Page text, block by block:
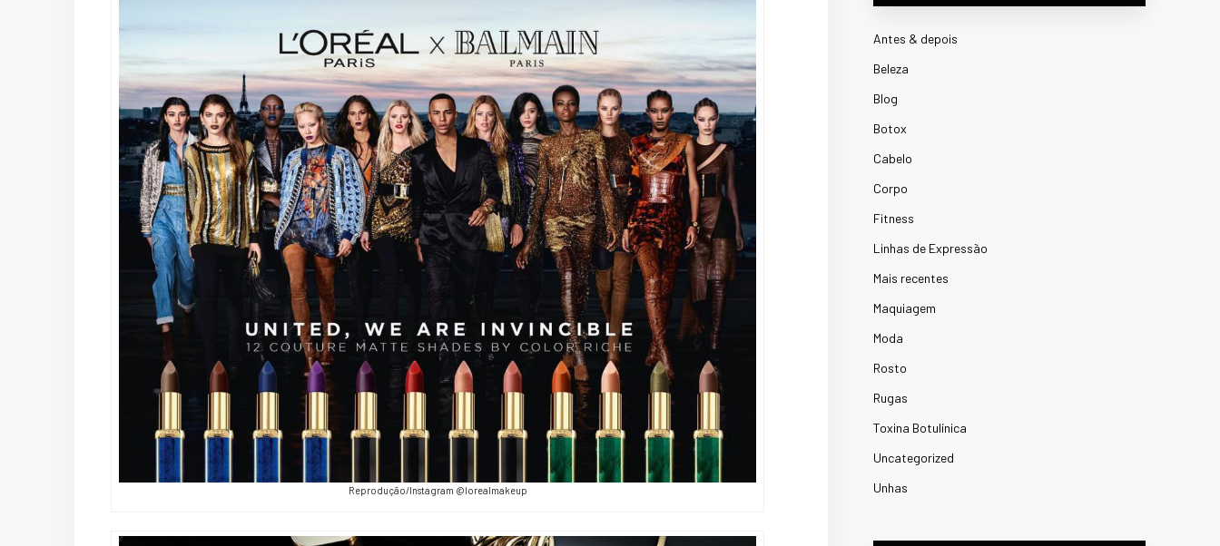
Reprodução/Instagram @lorealmakeup
Antes & depois
Beleza
Blog
Botox
Cabelo
Corpo
Fitness
Linhas de Expressão
Mais recentes
Maquiagem
Moda
Rosto
Rugas
Toxina Botulínica
Uncategorized
Unhas